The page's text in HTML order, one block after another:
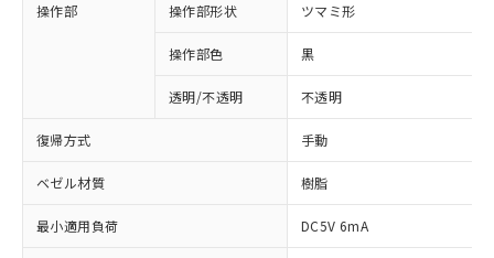
操作部 操作部形状 ツマミ形
操作部色 黒
透明/不透明 不透明
復帰方式 手動
ベゼル材質 樹脂
最小適用負荷 DC5V 6mA